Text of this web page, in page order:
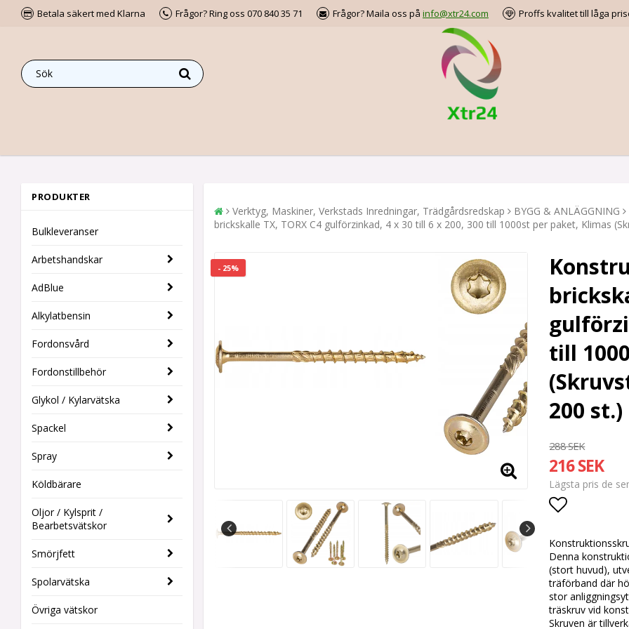
Betala säkert med Klarna Frågor? Ring oss 070 840 35 71 Frågor? Maila oss på info@xtr24.com Proffs kvalitet till låga
PRODUKTER
Bulkleveranser
Arbetshandskar
AdBlue
Alkylatbensin
Fordonsvård
Fordonstillbehör
Glykol / Kylarvätska
Spackel
Spray
Köldbärare
Oljor / Kylsprit /
Bearbetsvätskor
Smörjfett
Spolarvätska
Övriga vätskor
Verktyg, Maskiner, Verkstads Inredningar, Trädgårdsredskap BYGG & ANLÄGGNING
brickskalle TX, TORX C4 gulförzinkad, 4 x 30 till 6 x 200, 300 till 1000st per paket, Klimas
- 25%
till
200 st.)
288 SEK
216 SEK
Lägsta pris de
Konstruktionsskruv med brickskalle och TX-spår för träkonstruktioner Denna konstruktionsskruv är en stark och mångsidig träskruv med brickskalle (stort huvud), utvecklad för infästning av beslag, stolpskor, bärlinor och andra träförband där hög klämkraft och låg bygghöjd eftersträvas. Brickskallen ger en stor anliggningsyta, vilket gör skruven till ett utmärkt alternativ till fransk träskruv vid konstruktiva montage. Skruven är tillverkad av kolstål, gulförzinkad och vaxbehandlad för snabbare montering och lägre friktion. Den fräsande spetsen och skärande karb minskar motståndet betydligt och gör att skruven kan användas i massivt trä, limträ och träskivor som OSB, plywood och spånskivor – både inomhus och utomhus. Egenskaper och fördelar Brickskalle (stort huvud) ger hög klämkraft och säker infästning av beslag och konstruktionsdelar TX-spår ger stabil kraftöverföring utan att bitsen slinter Skärande karb, fräsande zon och skärande kanter minskar skruvmotståndet med upp till 20% Dubbel gänga i spetsområdet ger snabbare grepp och enklare start i träet Galvaniserad zink för långvarigt rostskydd utomhus som motsvara C4-klassade träskruvar Vaxbeläggning reducerar vridmotståndet och förlänger batteritiden på maskiner CE- och ETA-18/0817-certifierad träskruv för bärande träkonstruktioner Lämplig för bärande träkonstruktioner tack vare höga hållfasthetsvärden Utvecklad för proffs men passar även krävande hemmafixare Ny förbättrad spets – snabbare grepp och lägre motstånd Den förbättrade fräsande spetsen är utvecklad för att ge ännu bättre prestanda vid inskruvning. Spetsens optimerade form reducerar både startmotstånd och friktion genom hela montaget, vilket gör arbetet snabbare, enklare och mer energieffektivt. Snabbare start – skruven greppar direkt, även där det är svårt att trycka till Upp till 20% lägre motstånd under hela inskruvningen Upp till 40% kortare monteringstid i tester jämfört med tidigare spetsdesign Längre drifttid på batteridrivna verktyg tack vare lägre belastning Skärande karb bryter träfibrerna och minskar friktionen Möjliggör längre skruvlängder även med mindre kraftfulla